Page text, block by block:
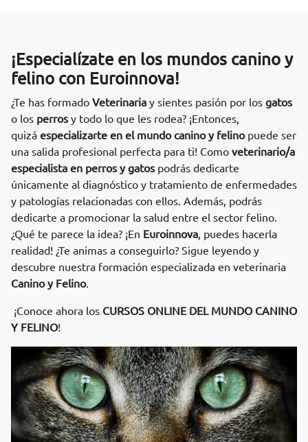
¡Especialízate en los mundos canino y
felino con Euroinnova!
¿Te has formado Veterinaria y sientes pasión por los gatos
o los perros y todo lo que les rodea? ¡Entonces,
quizá especializarte en el mundo canino y felino puede ser
una salida profesional perfecta para ti! Como veterinario/a
especialista en perros y gatos podrás dedicarte
únicamente al diagnóstico y tratamiento de enfermedades
y patologías relacionadas con ellos. Además, podrás
dedicarte a promocionar la salud entre el sector felino.
¿Qué te parece la idea? ¡En Euroinnova, puedes hacerla
realidad! ¿Te animas a conseguirlo? Sigue leyendo y
descubre nuestra formación especializada en veterinaria
Canino y Felino.
¡Conoce ahora los CURSOS ONLINE DEL MUNDO CANINO
Y FELINO!